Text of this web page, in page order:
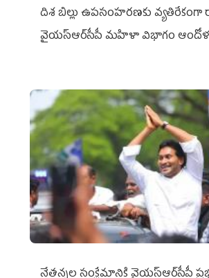
దిశ బిల్లు ఉపసంహరణకు వ్యతిరేకంగా
వైయ‌స్ఆర్‌సీపీ మహిళా విభాగం